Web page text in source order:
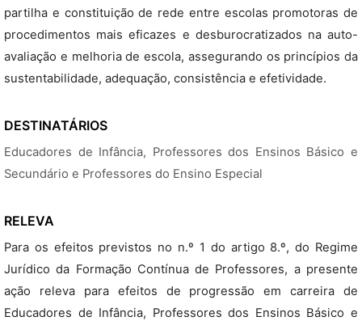
partilha e constituição de rede entre escolas promotoras de
procedimentos mais eficazes e desburocratizados na auto-
avaliação e melhoria de escola, assegurando os princípios da
sustentabilidade, adequação, consistência e efetividade.
DESTINATÁRIOS
Educadores de Infância, Professores dos Ensinos Básico e
Secundário e Professores do Ensino Especial
RELEVA
Para os efeitos previstos no n.º 1 do artigo 8.º, do Regime
Jurídico da Formação Contínua de Professores, a presente
ação releva para efeitos de progressão em carreira de
Educadores de Infância, Professores dos Ensinos Básico e